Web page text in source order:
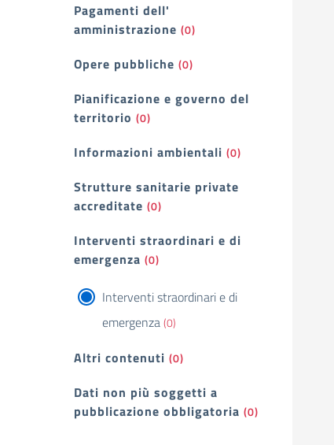
Pagamenti dell'
amministrazione (0)
Opere pubbliche (0)
Pianificazione e governo del
territorio (0)
Informazioni ambientali (0)
Strutture sanitarie private
accreditate (0)
Interventi straordinari e di
emergenza (0)
Interventi straordinari e di
emergenza(0)
Altri contenuti (0)
Dati non più soggetti a
pubblicazione obbligatoria (0)